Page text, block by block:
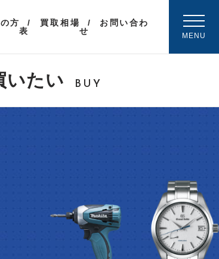
方
買取相場
表
お問い合わ
せ
MENU
いたい BUY